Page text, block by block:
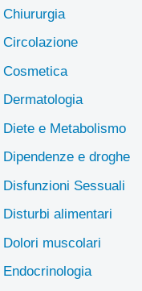
Chiururgia
Circolazione
Cosmetica
Dermatologia
Diete e Metabolismo
Dipendenze e droghe
Disfunzioni Sessuali
Disturbi alimentari
Dolori muscolari
Endocrinologia